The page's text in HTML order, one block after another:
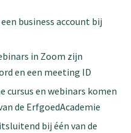
business account bij
in Zoom zijn
en een meeting ID
cursus en webinars komen
de ErfgoedAcademie
bij één van de